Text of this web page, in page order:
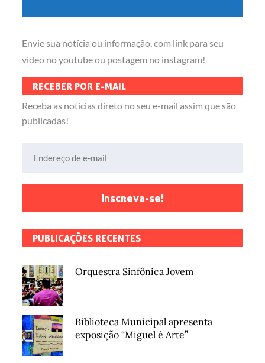
Envie sua notícia ou informação, com link para seu
vídeo no youtube ou postagem no instagram!
RECEBER POR E-MAIL
Receba as notícias direto no seu e-mail assim que são
publicadas!
Inscreva-se!
PUBLICAÇÕES RECENTES
Orquestra Sinfônica Jovem
Biblioteca Municipal apresenta
exposição “Miguel é Arte”